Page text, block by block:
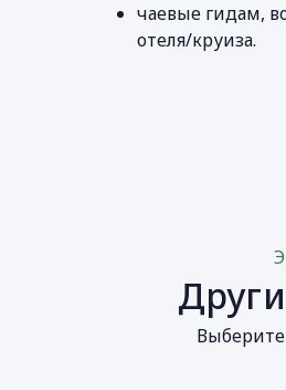
чаевые гидам,
отеля/круиза.